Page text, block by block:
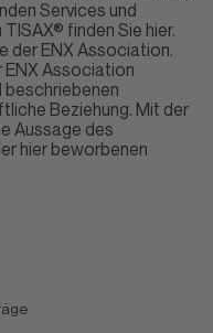
Services und
finden Sie hier.
der ENX Association.
ENX Association
Beziehung. Mit der
Aussage des
hier beworbenen